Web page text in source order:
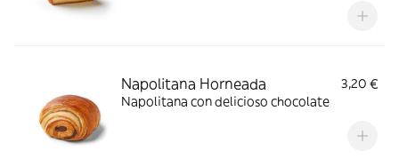
Napolitana Horneada
3,20 €
Napolitana con delicioso chocolate